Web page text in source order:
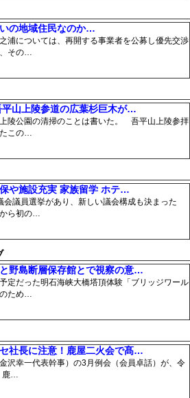
の地域住民なのか…
浦については、再開する事業者を公募し優先交渉
その…
平山上陵参道の広葉杉巨木が…
陵公園の清掃のことは書いた。 吾平山上陵参拝
この…
や施設充実 家族留学 ホテ…
議員選挙があり、新しい議会構成も決まった
ら初の…
野島断層保存館とで視察の意…
定だった明石海峡大橋塔頂体験「ブリッジワール
のため…
社長に注意！鹿屋二火会で髙…
沢幸一代表幹事）の3月例会（会員卓話）が、令
鹿…